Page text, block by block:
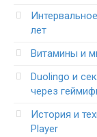
лет
Витамины и
Duolingo и
через
История и
Player